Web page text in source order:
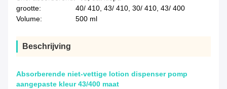
grootte:
40/ 410, 43/ 410, 30/ 410, 43/ 400
Volume:
500 ml
Beschrijving
Absorberende niet-vettige lotion dispenser pomp
aangepaste kleur 43/400 maat